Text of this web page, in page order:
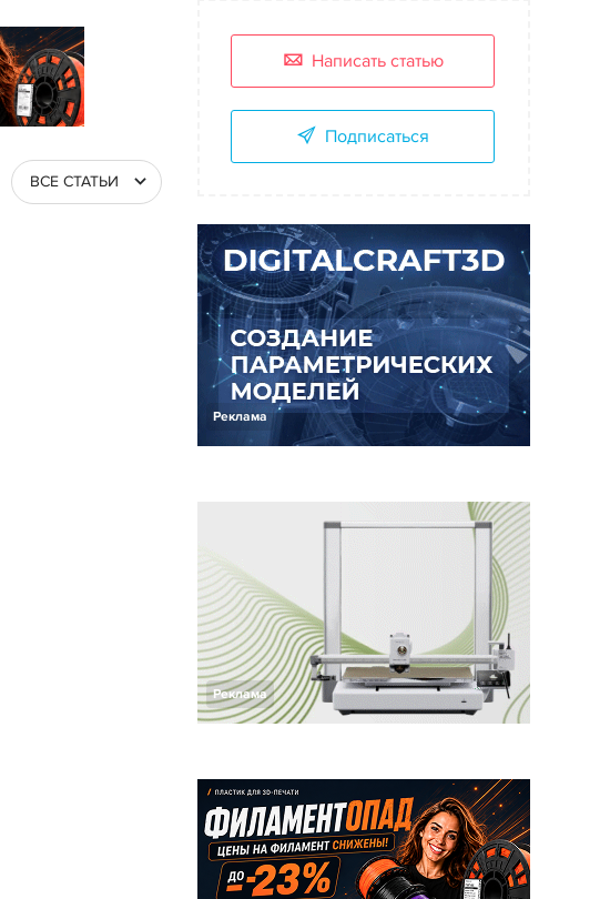
ВСЕ СТАТЬИ
Написать статью
Подписаться
Реклама
Реклама